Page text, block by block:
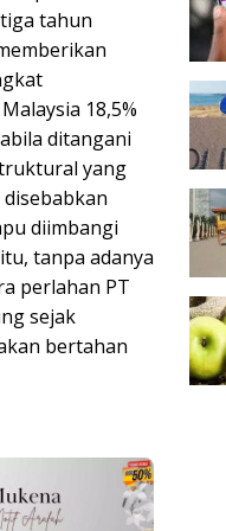
tahun
18,5%
ditangani
yang
diimbangi
tanpa adanya
perlahan PT
sejak
bertahan